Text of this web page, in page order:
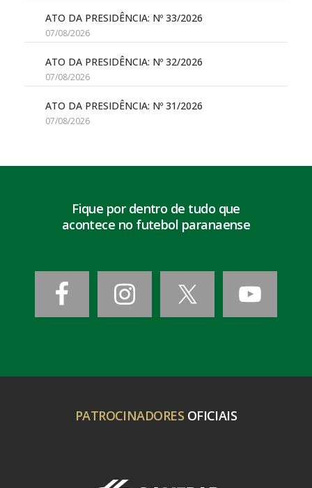
ATO DA PRESIDÊNCIA: Nº 33/2026
07/08/2026
ATO DA PRESIDÊNCIA: Nº 32/2026
07/08/2026
ATO DA PRESIDÊNCIA: Nº 31/2026
07/08/2026
Fique por dentro de tudo que
acontece no futebol paranaense
PATROCINADORES OFICIAIS